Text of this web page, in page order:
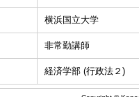
横浜国立大学
非常勤講師
経済学部 (行政法２)